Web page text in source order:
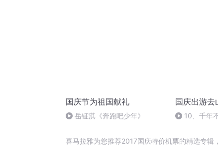
国庆节为祖国献礼
岳钲淇《奔跑吧少年》
国庆出游去
10、千年
喜马拉雅为您推荐2017国庆特价机票的精选专辑